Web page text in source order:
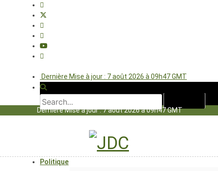
Dernière Mise à jour : 7 août 2026 à 09h47 GMT
Dernière Mise à jour : 7 août 2026 à 09h47 GMT
Politique